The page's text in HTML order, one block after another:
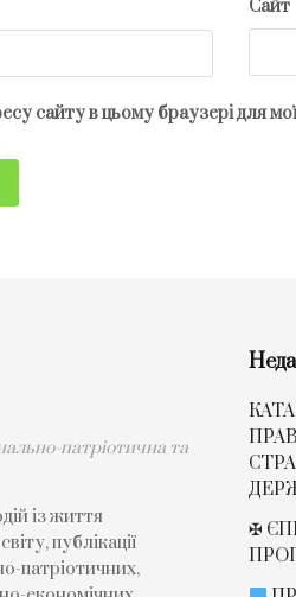
Сайт
сайту в цьому браузері для
патріотична та
із життя
публікації
патріотичних,
✠